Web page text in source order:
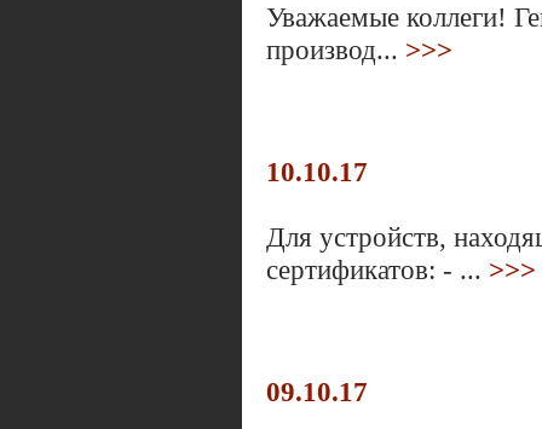
Уважаемые коллеги!
производ... >>>
10.10.17
Для устройств,
сертификатов: - ... >>>
09.10.17